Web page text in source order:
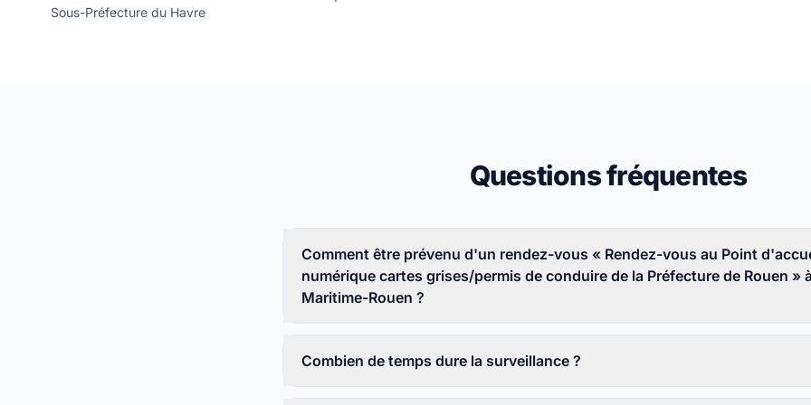
Sous-Préfecture du Havre
Questions fréquentes
Comment être prévenu d'un rendez-vous « Rendez-vous au Point
numérique cartes grises/permis de conduire de la Préfecture de Rouen »
Maritime-Rouen ?
Combien de temps dure la surveillance ?